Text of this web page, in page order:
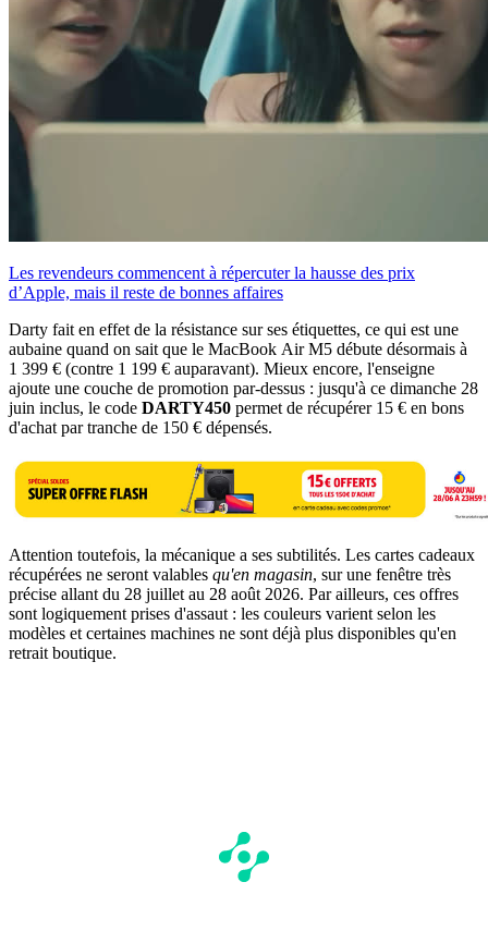
Les revendeurs commencent à répercuter la hausse des prix
d’Apple, mais il reste de bonnes affaires
Darty fait en effet de la résistance sur ses étiquettes, ce qui est une
aubaine quand on sait que le MacBook Air M5 débute désormais à
1 399 € (contre 1 199 € auparavant). Mieux encore, l'enseigne
ajoute une couche de promotion par-dessus : jusqu'à ce dimanche 28
juin inclus, le code DARTY450 permet de récupérer 15 € en bons
d'achat par tranche de 150 € dépensés.
Attention toutefois, la mécanique a ses subtilités. Les cartes cadeaux
récupérées ne seront valables qu'en magasin, sur une fenêtre très
précise allant du 28 juillet au 28 août 2026. Par ailleurs, ces offres
sont logiquement prises d'assaut : les couleurs varient selon les
modèles et certaines machines ne sont déjà plus disponibles qu'en
retrait boutique.